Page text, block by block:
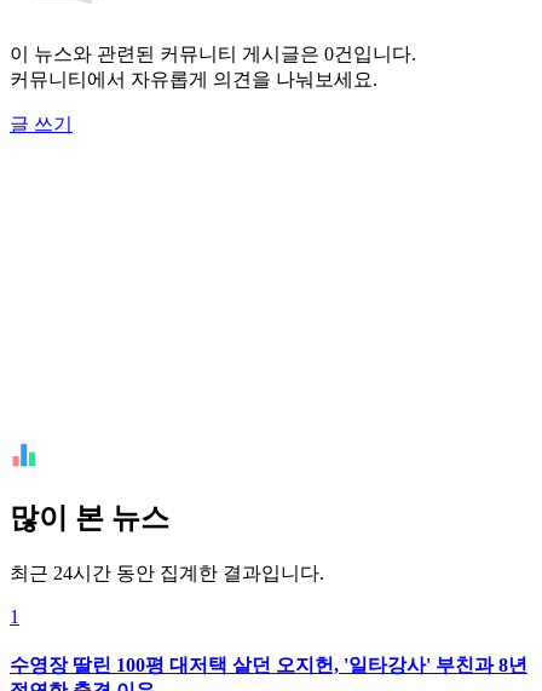
이 뉴스와 관련된 커뮤니티 게시글은 0건입니다.
커뮤니티에서 자유롭게 의견을 나눠보세요.
글 쓰기
많이 본 뉴스
최근 24시간 동안 집계한 결과입니다.
1
수영장 딸린 100평 대저택 살던 오지헌, '일타강사' 부친과 8년